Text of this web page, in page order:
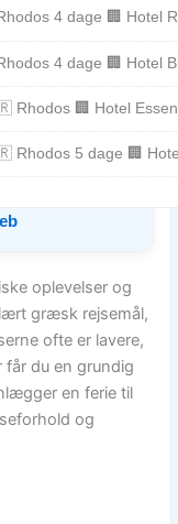
4 dage 🏢 Hotel
4 dage 🏢 Hotel
Rhodos 🏢 Hotel
Rhodos 5 dage 🏢
oplevelser og
græsk rejsemål,
ofte er lavere,
du en grundig
en ferie til
og